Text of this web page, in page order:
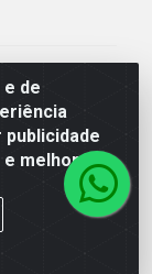
de
melhorar a
LTDA
Gp B1 Bl.
PE - CEP
51